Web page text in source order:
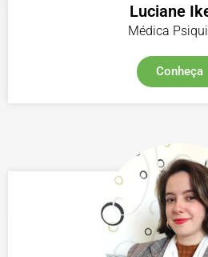
Luciane
Médica
Conheça